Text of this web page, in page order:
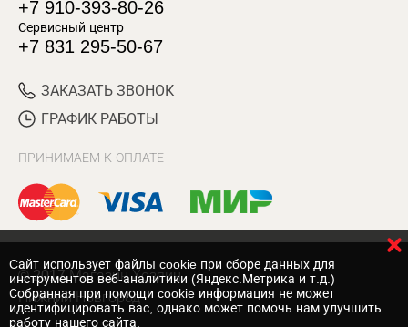
+7 910-393-80-26
Сервисный центр
+7 831 295-50-67
ЗАКАЗАТЬ ЗВОНОК
ГРАФИК РАБОТЫ
ПРИНИМАЕМ К ОПЛАТЕ
© 2017 Магазин Хозяин
Нижний Новгород
Cайт использует файлы cookie при сборе данных для
инструментов веб-аналитики (Яндекс.Метрика и т.д.)
Собранная при помощи cookie информация не может
идентифицировать вас, однако может помочь нам улучшить
работу нашего сайта.